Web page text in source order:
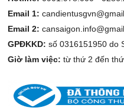
Email 1:
Email 2:
GPĐKKD: số 0316151950 do
Giờ làm việc: từ thứ 2 đến